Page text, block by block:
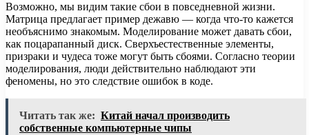
Возможно, мы видим такие сбои в повседневной жизни.
Матрица предлагает пример дежавю — когда что-то кажется
необъяснимо знакомым. Моделирование может давать сбои,
как поцарапанный диск. Сверхъестественные элементы,
призраки и чудеса тоже могут быть сбоями. Согласно теории
моделирования, люди действительно наблюдают эти
феномены, но это следствие ошибок в коде.
Читать так же: Китай начал производить
собственные компьютерные чипы